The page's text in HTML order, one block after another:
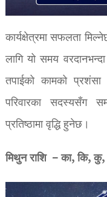
कार्यक्षेत्रमा सफलता
लागि यो समय
तपाईको कामको
परिवारका सदस्यसँग
प्रतिष्ठामा वृद्धि हुनेछ।
मिथुन राशि – का, कि,